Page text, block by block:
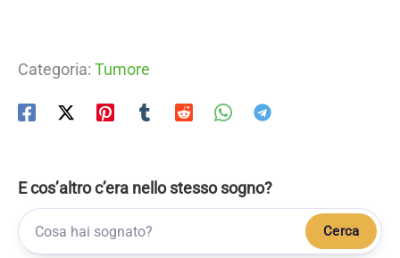
Categoria: Tumore
E cos’altro c’era nello stesso sogno?
Cerca